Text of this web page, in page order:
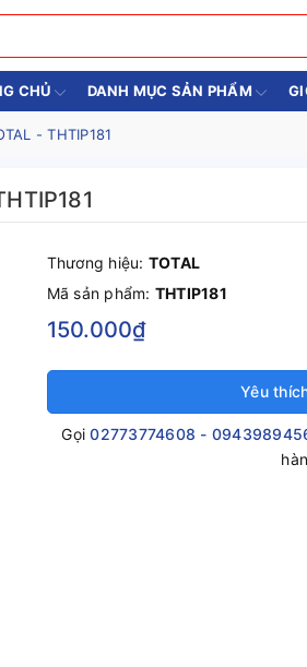
CHỦ DANH MỤC SẢN PHẨM
- THTIP181
Thương hiệu: TOTAL
Mã sản phẩm: THTIP181
150.000₫
Yêu
Gọi02773774608 -